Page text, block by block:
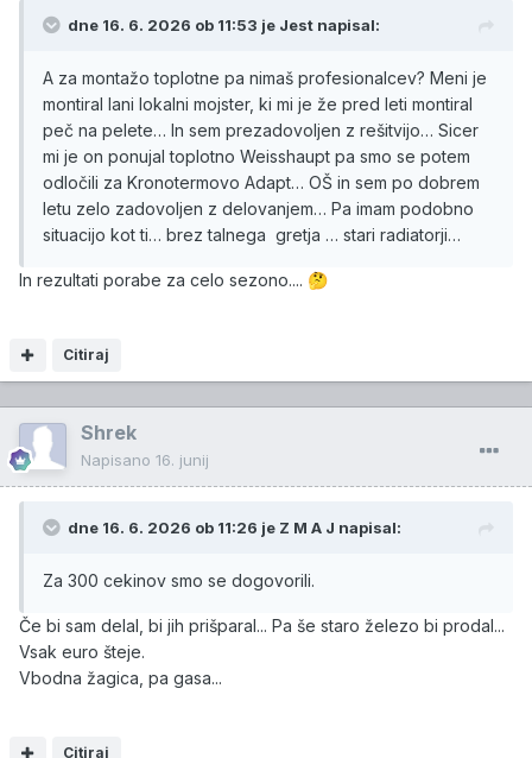
dne 16. 6. 2026 ob 11:53 je Jest napisal:
A za montažo toplotne pa nimaš profesionalcev? Meni je
montiral lani lokalni mojster, ki mi je že pred leti montiral
peč na pelete… In sem prezadovoljen z rešitvijo… Sicer
mi je on ponujal toplotno Weisshaupt pa smo se potem
odločili za Kronotermovo Adapt… OŠ in sem po dobrem
letu zelo zadovoljen z delovanjem… Pa imam podobno
situacijo kot ti… brez talnega gretja … stari radiatorji…
In rezultati porabe za celo sezono.... 🤔
Citiraj
Shrek
Napisano 16. junij
dne 16. 6. 2026 ob 11:26 je Z M A J napisal:
Za 300 cekinov smo se dogovorili.
Če bi sam delal, bi jih prišparal... Pa še staro železo bi prodal...
Vsak euro šteje.
Vbodna žagica, pa gasa...
Citiraj